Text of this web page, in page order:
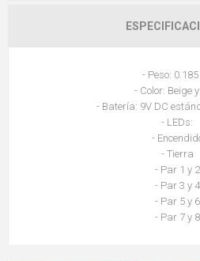
- Peso:
- Color: Beige
- Batería: 9V DC
- LEDs:
-
- Tierra
- Par 1 y 2
- Par 3 y 4
- Par 5 y 6
- Par 7 y 8